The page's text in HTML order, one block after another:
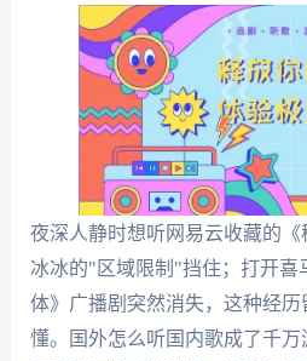
夜深人静时想听网易云收藏的
冰冰的"区域限制"挡住；打开喜
体》广播剧突然消失，这种经
懂。国外怎么听国内歌成了千